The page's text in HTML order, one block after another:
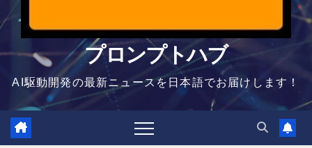
プロンプトハブ
AI駆動開発の最新ニュースを日本語でお届けします！